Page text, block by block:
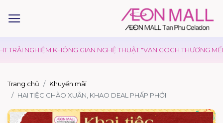
NGHIỆM KHÔNG GIAN NGHỆ THUẬT "VAN GOGH THƯƠNG MẾN"
Trang chủ
Khuyến mãi
HAI TIỆC CHÀO XUÂN, KHAO DEAL PHẤP PHỚI